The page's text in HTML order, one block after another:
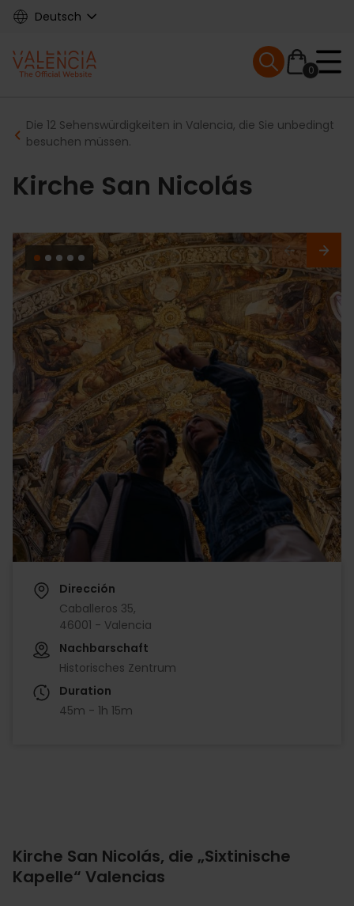
Skip
content
Deutsch
Main
navigation
0
Mobile menu
Breadcrumb
Die 12 Sehenswürdigkeiten in Valencia, die Sie unbedingt
besuchen müssen.
Kirche San Nicolás
Dirección
Caballeros 35,
46001 - Valencia
Nachbarschaft
Historisches Zentrum
Duration
45m - 1h 15m
Kirche San Nicolás, die „Sixtinische
Kapelle“ Valencias